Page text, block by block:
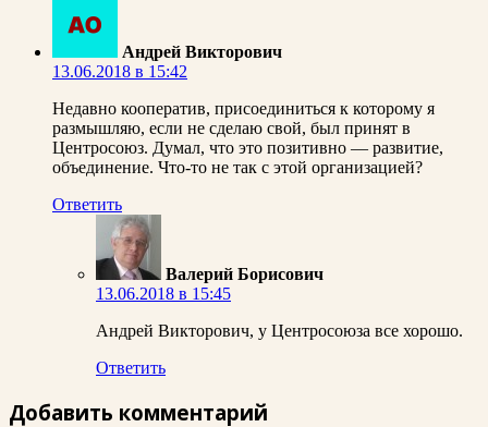
Андрей Викторович
13.06.2018 в 15:42
Недавно кооператив, присоединиться к которому я
размышляю, если не сделаю свой, был принят в
Центросоюз. Думал, что это позитивно — развитие,
объединение. Что-то не так с этой организацией?
Ответить
Валерий Борисович
13.06.2018 в 15:45
Андрей Викторович, у Центросоюза все хорошо.
Ответить
Добавить комментарий